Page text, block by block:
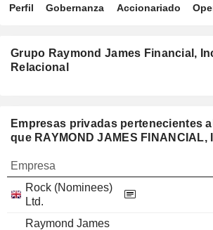
Perfil Gobernanza Accionariado
Grupo Raymond James Financial,
Relacional
Empresas privadas pertenecientes
que RAYMOND JAMES FINANCIAL,
Empresa
Rock (Nominees)
Ltd.
Raymond James